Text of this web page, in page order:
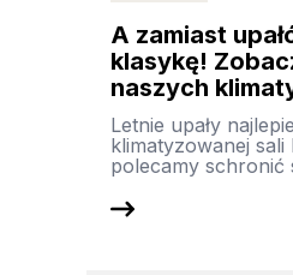
A zamiast
klasykę!
naszych
Letnie upały
klimatyzowanej sali
polecamy